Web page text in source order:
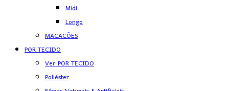
Midi
Longo
MACACÕES
POR TECIDO
Ver POR TECIDO
Poliéster